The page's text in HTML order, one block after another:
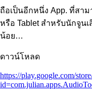
ถือเป็นอีกหนึ่ง App. ที่สาม
หรือ Tablet สำหรับนักจูน
น้อย…
ดาวน์โหลด
https://play.google.com/